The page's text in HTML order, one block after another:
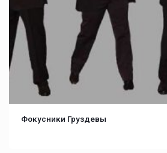
Фокусники Груздевы